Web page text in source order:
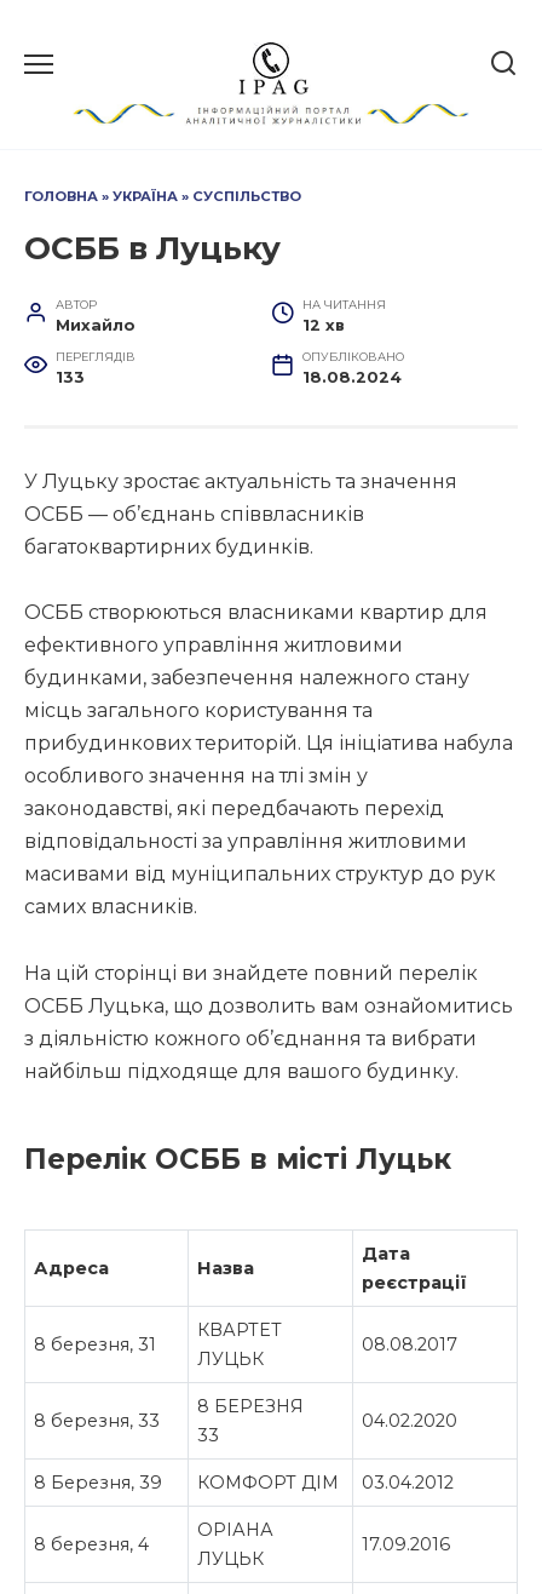
вмісту
ГОЛОВНА » УКРАЇНА » СУСПІЛЬСТВО
ОСББ в Луцьку
АВТОР
Михайло
НА ЧИТАННЯ
12 хв
ПЕРЕГЛЯДІВ
133
ОПУБЛІКОВАНО
18.08.2024
У Луцьку зростає актуальність та значення
ОСББ — об’єднань співвласників
багатоквартирних будинків.
ОСББ створюються власниками квартир для
ефективного управління житловими
будинками, забезпечення належного стану
місць загального користування та
прибудинкових територій. Ця ініціатива набула
особливого значення на тлі змін у
законодавстві, які передбачають перехід
відповідальності за управління житловими
масивами від муніципальних структур до рук
самих власників.
На цій сторінці ви знайдете повний перелік
ОСББ Луцька, що дозволить вам ознайомитись
з діяльністю кожного об’єднання та вибрати
найбільш підходяще для вашого будинку.
Перелік ОСББ в місті Луцьк
Адреса Назва
Дата
реєстрації
8 березня, 31
КВАРТЕТ
ЛУЦЬК
08.08.2017
8 березня, 33
8 БЕРЕЗНЯ
33
04.02.2020
8 Березня, 39 КОМФОРТ ДІМ 03.04.2012
8 березня, 4
ОРІАНА
ЛУЦЬК
17.09.2016